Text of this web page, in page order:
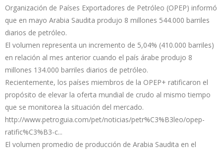
Organización de Países Exportadores de Petróleo (OPEP) informó
que en mayo Arabia Saudita produjo 8 millones 544.000 barriles
diarios de petróleo.
El volumen representa un incremento de 5,04% (410.000 barriles)
en relación al mes anterior cuando el país árabe produjo 8
millones 134.000 barriles diarios de petróleo.
Recientemente, los países miembros de la OPEP+ ratificaron el
propósito de elevar la oferta mundial de crudo al mismo tiempo
que se monitorea la situación del mercado.
http://www.petroguia.com/pet/noticias/petr%C3%B3leo/opep-
ratific%C3%B3-c...
El volumen promedio de producción de Arabia Saudita en el